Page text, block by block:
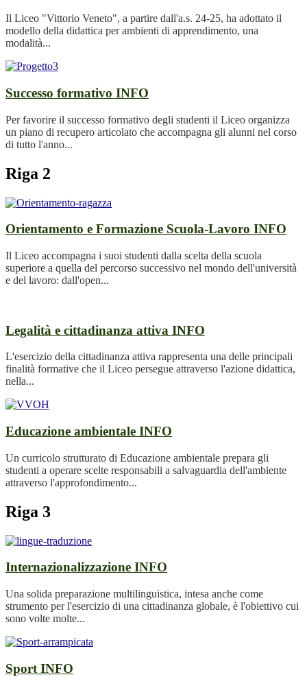
Il Liceo "Vittorio Veneto", a partire dall'a.s. 24-25, ha adottato il
modello della didattica per ambienti di apprendimento, una
modalità...
Successo formativo INFO
Per favorire il successo formativo degli studenti il Liceo organizza
un piano di recupero articolato che accompagna gli alunni nel corso
di tutto l'anno...
Riga 2
Orientamento e Formazione Scuola-Lavoro INFO
Il Liceo accompagna i suoi studenti dalla scelta della scuola
superiore a quella del percorso successivo nel mondo dell'università
e del lavoro: dall'open...
Legalità e cittadinanza attiva INFO
L'esercizio della cittadinanza attiva rappresenta una delle principali
finalità formative che il Liceo persegue attraverso l'azione didattica,
nella...
Educazione ambientale INFO
Un curricolo strutturato di Educazione ambientale prepara gli
studenti a operare scelte responsabili a salvaguardia dell'ambiente
attraverso l'approfondimento...
Riga 3
Internazionalizzazione INFO
Una solida preparazione multilinguistica, intesa anche come
strumento per l'esercizio di una cittadinanza globale, è l'obiettivo cui
sono volte molte...
Sport INFO